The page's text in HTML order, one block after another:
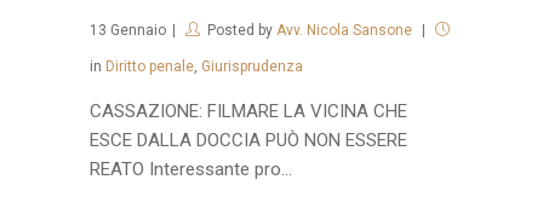
13 Gennaio Posted by Avv. Nicola Sansone
in Diritto penale Giurisprudenza
CASSAZIONE: FILMARE LA VICINA CHE
ESCE DALLA DOCCIA PUÒ NON ESSERE
REATO Interessante pro...